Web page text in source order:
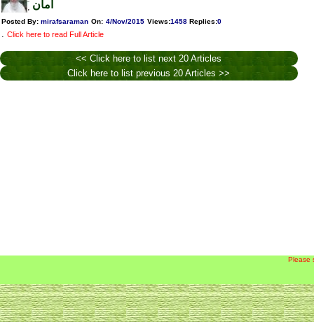
امان
Posted By: mirafsaraman On: 4/Nov/2015 Views:1458 Replies:0
. Click here to read Full Article
<< Click here to list next 20 Articles
Click here to list previous 20 Articles >>
Please